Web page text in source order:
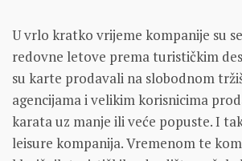
U vrlo kratko vrijeme kompanije su
redovne letove prema turističkim
su karte prodavali na slobodnom
agencijama i velikim korisnicima
karata uz manje ili veće popuste. I
leisure kompanija. Vremenom te